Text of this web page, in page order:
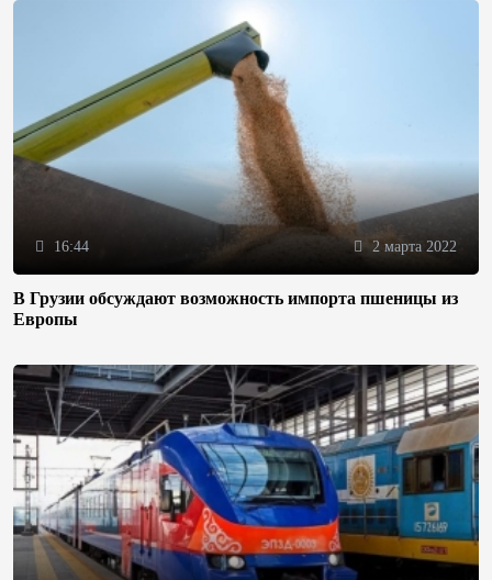
16:44 2 марта 2022
В Грузии обсуждают возможность импорта пшеницы из
Европы